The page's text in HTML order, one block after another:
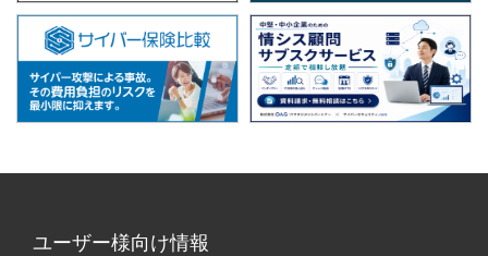
ユーザー様向け情報